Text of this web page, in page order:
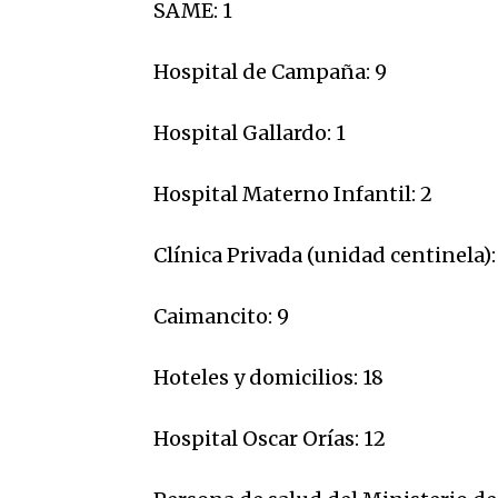
SAME: 1
Hospital de Campaña: 9
Hospital Gallardo: 1
Hospital Materno Infantil: 2
Clínica Privada (unidad
Caimancito: 9
Hoteles y domicilios: 18
Hospital Oscar Orías: 12